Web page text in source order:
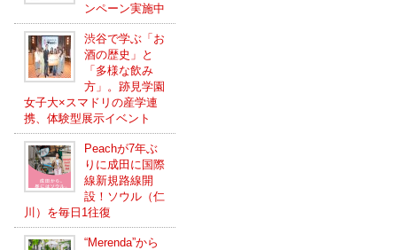
ンペーン実施中
渋谷で学ぶ「お
酒の歴史」と
「多様な飲み
方」。跡見学園
女子大×スマドリの産学連
携、体験型展示イベント
Peachが7年ぶ
りに成田に国際
線新規路線開
設！ソウル（仁
川）を毎日1往復
“Merenda”から